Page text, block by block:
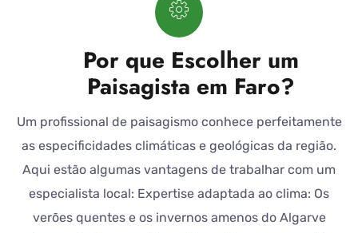
Por que Escolher um
Paisagista em Faro?
Um profissional de paisagismo conhece perfeitamente
as especificidades climáticas e geológicas da região.
Aqui estão algumas vantagens de trabalhar com um
especialista local: Expertise adaptada ao clima: Os
verões quentes e os invernos amenos do Algarve